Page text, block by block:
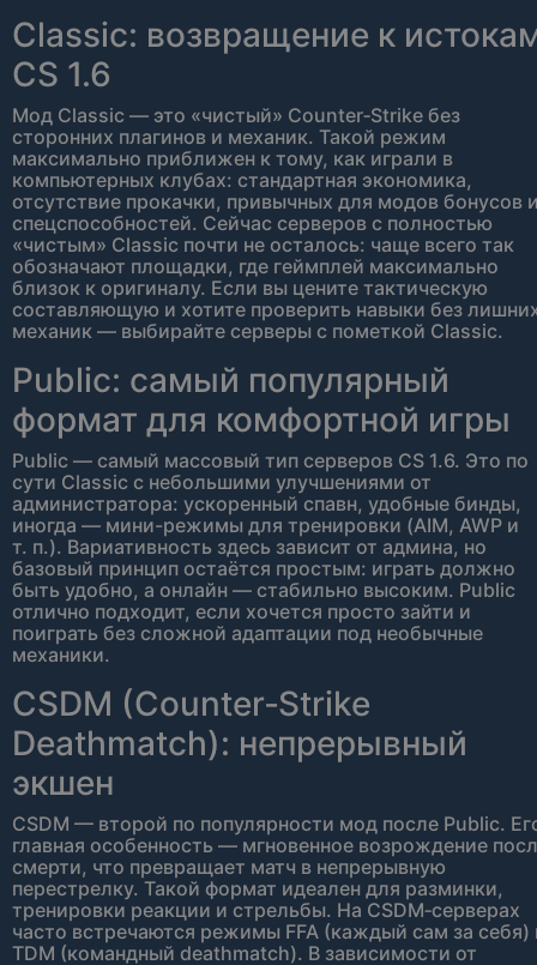
Classic: возвращение к
CS 1.6
Мод Classic — это «чистый» Counter‑Strike без
сторонних плагинов и механик. Такой режим
максимально приближен к тому, как играли в
компьютерных клубах: стандартная экономика,
отсутствие прокачки, привычных для модов бонусов
спецспособностей. Сейчас серверов с полностью
«чистым» Classic почти не осталось: чаще всего так
обозначают площадки, где геймплей максимально
близок к оригиналу. Если вы цените тактическую
составляющую и хотите проверить навыки без
механик — выбирайте серверы с пометкой Classic.
Public: самый популярный
формат для комфортной игры
Public — самый массовый тип серверов CS 1.6. Это по
сути Classic с небольшими улучшениями от
администратора: ускоренный спавн, удобные бинды,
иногда — мини-режимы для тренировки (AIM, AWP и
т. п.). Вариативность здесь зависит от админа, но
базовый принцип остаётся простым: играть должно
быть удобно, а онлайн — стабильно высоким. Public
отлично подходит, если хочется просто зайти и
поиграть без сложной адаптации под необычные
механики.
CSDM (Counter‑Strike
Deathmatch): непрерывный
экшен
CSDM — второй по популярности мод после Public.
главная особенность — мгновенное возрождение
смерти, что превращает матч в непрерывную
перестрелку. Такой формат идеален для разминки,
тренировки реакции и стрельбы. На CSDM‑серверах
часто встречаются режимы FFA (каждый сам за себя)
TDM (командный deathmatch). В зависимости от